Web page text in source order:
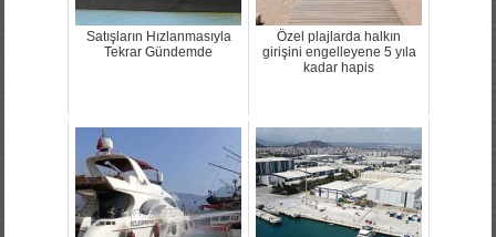
Satışların Hızlanmasıyla
Tekrar Gündemde
Özel plajlarda halkın
girişini engelleyene 5 yıla
kadar hapis